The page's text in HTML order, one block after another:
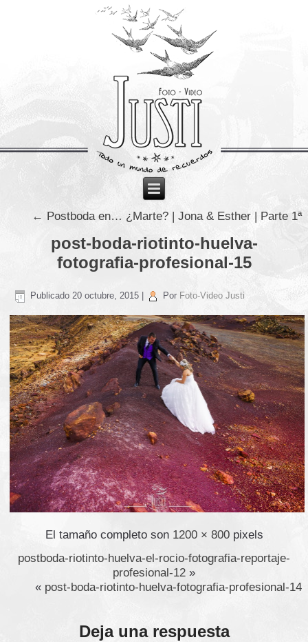
← Postboda en… ¿Marte? | Jona & Esther | Parte 1ª
post-boda-riotinto-huelva-
fotografia-profesional-15
Publicado 20 octubre, 2015 Por Foto-Video Justi
El tamaño completo son 1200 × 800pixels
postboda-riotinto-huelva-el-rocio-fotografia-reportaje-
profesional-12 »
« post-boda-riotinto-huelva-fotografia-profesional-14
Deja una respuesta